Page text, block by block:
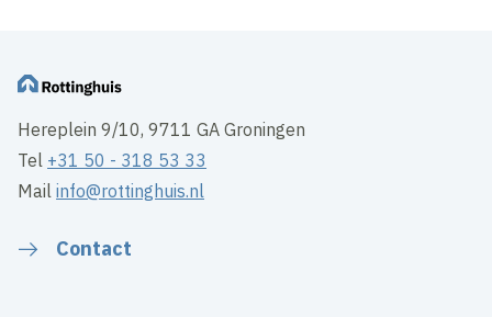
Hereplein 9/10, 9711 GA Groningen
Tel +31 50 - 318 53 33
Mailinfo@rottinghuis.nl
Contact